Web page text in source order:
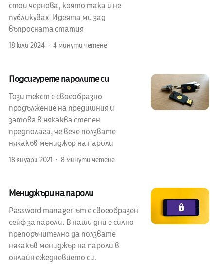
стои чернова, която така и не
публикувах. Идеята ми зад
въпросната статия
18 юли 2024 4 минути четене
Подсигурете паролите си
Този текст е своеобразно
продължение на предишния и
затова в някаква степен
предполага, че вече ползвате
някакъв мениджър на пароли
18 януари 2021 8 минути четене
Мениджъри на пароли
Password manager-ът е своеобразен
сейф за пароли. В наши дни е силно
препоръчително да ползвате
някакъв мениджър на пароли в
онлайн ежедневието си.